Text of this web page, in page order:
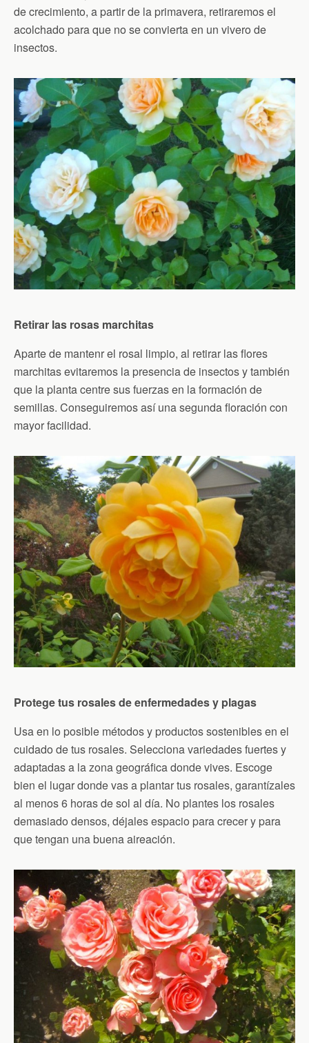
de crecimiento, a partir de la primavera, retiraremos el
acolchado para que no se convierta en un vivero de
insectos.
Retirar las rosas marchitas
Aparte de mantenr el rosal limpio, al retirar las flores
marchitas evitaremos la presencia de insectos y también
que la planta centre sus fuerzas en la formación de
semillas. Conseguiremos así una segunda floración con
mayor facilidad.
Protege tus rosales de enfermedades y plagas
Usa en lo posible métodos y productos sostenibles en el
cuidado de tus rosales. Selecciona variedades fuertes y
adaptadas a la zona geográfica donde vives. Escoge
bien el lugar donde vas a plantar tus rosales, garantízales
al menos 6 horas de sol al día. No plantes los rosales
demasiado densos, déjales espacio para crecer y para
que tengan una buena aireación.